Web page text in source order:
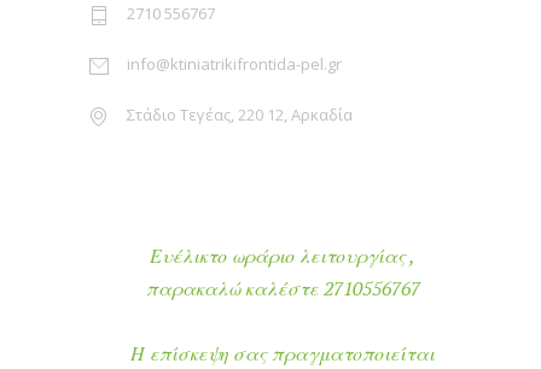
2710 556767
info@ktiniatrikifrontida-pel.gr
Στάδιο Τεγέας, 220 12, Αρκαδία
Ευέλικτο ωράριο λειτουργίας ,
παρακαλώ καλέστε 2710556767
Η επίσκεψη σας πραγματοποιείται